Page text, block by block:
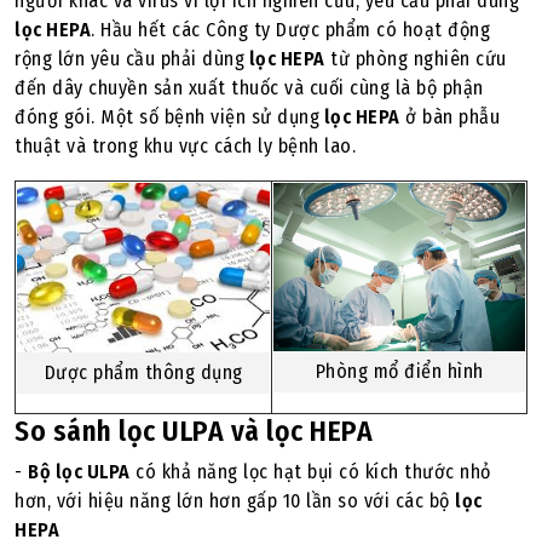
lọc HEPA. Hầu hết các Công ty Dược phẩm có hoạt động
rộng lớn yêu cầu phải dùng lọc HEPA từ phòng nghiên cứu
đến dây chuyền sản xuất thuốc và cuối cùng là bộ phận
đóng gói. Một số bệnh viện sử dụng lọc HEPA ở bàn phẫu
thuật và trong khu vực cách ly bệnh lao.
Dược phẩm thông dụng Phòng mổ điển hình
So sánh lọc ULPA và lọc HEPA
- Bộ lọc ULPA có khả năng lọc hạt bụi có kích thước nhỏ
hơn, với hiệu năng lớn hơn gấp 10 lần so với các bộ lọc
HEPA